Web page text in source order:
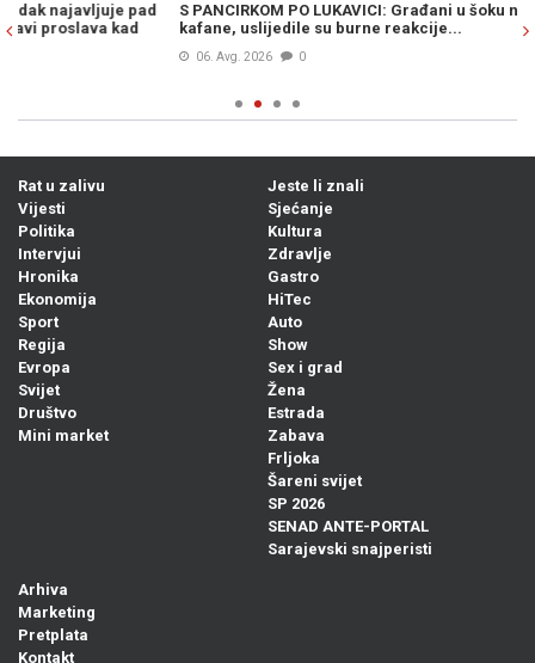
S PANCIRKOM PO LUKAVICI: Građani u šoku nakon fotografije iz
kafane, uslijedile su burne reakcije...
Rat u zalivu
Vijesti
Politika
Intervjui
Hronika
Ekonomija
Sport
Regija
Evropa
Svijet
Društvo
Mini market
Jeste li znali
Sjećanje
Kultura
Zdravlje
Gastro
HiTec
Auto
Show
Sex i grad
Žena
Estrada
Zabava
Frljoka
Šareni svijet
SP 2026
SENAD ANTE-PORTAL
Sarajevski snajperisti
Arhiva
Marketing
Pretplata
Kontakt